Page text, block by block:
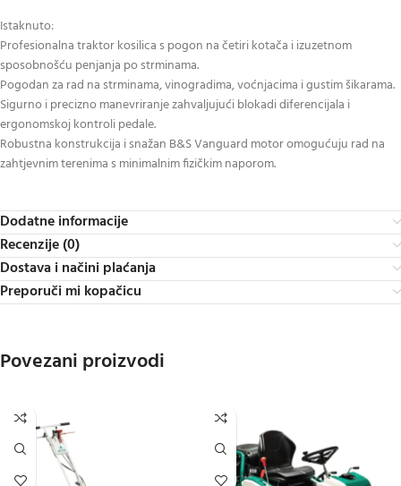
Istaknuto:
Profesionalna traktor kosilica s pogon na četiri kotača i izuzetnom
sposobnošću penjanja po strminama.
Pogodan za rad na strminama, vinogradima, voćnjacima i gustim šikarama.
Sigurno i precizno manevriranje zahvaljujući blokadi diferencijala i
ergonomskoj kontroli pedale.
Robustna konstrukcija i snažan B&S Vanguard motor omogućuju rad na
zahtjevnim terenima s minimalnim fizičkim naporom.
Dodatne informacije
Recenzije (0)
Dostava i načini plaćanja
Preporuči mi kopačicu
Povezani proizvodi